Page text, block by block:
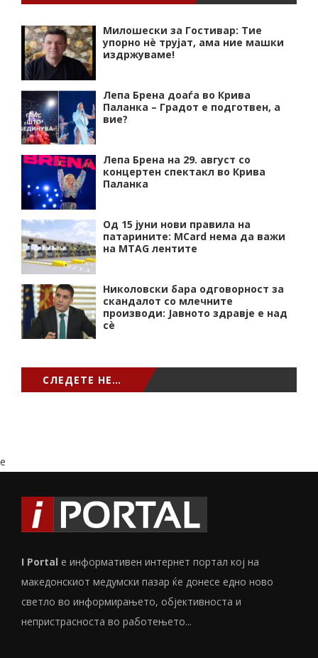
Милошески за Гостивар: Тие
упорно нѐ трујат, ама ние машки
издржуваме!
Лепа Брена доаѓа во Крива
Паланка – Градот е подготвен, а
вие?
Лепа Брена на 29. август со
концертен спектакл во Крива
Паланка
Од 15 јуни нови правила на
патарините: MCard нема да важи
на MTAG лентите
Николовски бара одговорност за
скандалот со млечните
производи: Јавното здравје е над
сѐ
СЛЕДЕТЕ НЕ…
e
I Portal е информативен интернет портал кој на
македонскиот медумски пазар ќе донесе едно ново
светло во информирањето, објективноста и
непристрасноста во работењето...